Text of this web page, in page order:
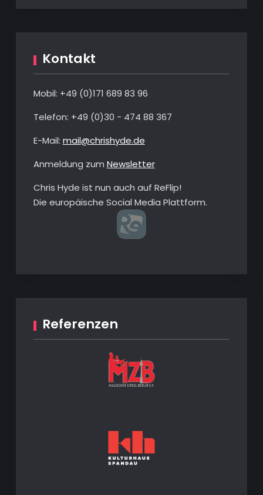
Kontakt
Mobil: +49 ‭(0)‭171 689 83 96‬
Telefon: ‭+49 (0)30 - 474 88 367‬
E-Mail: mail@chrishyde.de
Anmeldung zum Newsletter
Chris Hyde ist nun auch auf ReFlip!
Die europäische Social Media Plattform.
Referenzen